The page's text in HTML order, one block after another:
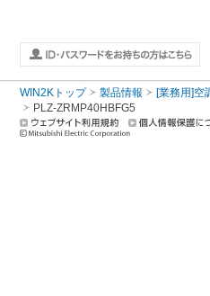
WIN2Kトップ 製品情報 [業務用]空
PLZ-ZRMP40HBFG5